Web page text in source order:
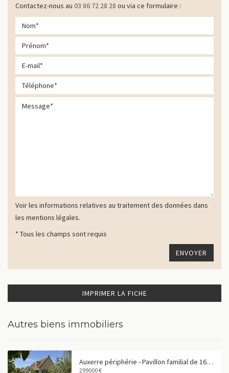
Contactez-nous au 03 86 72 28 28 ou via ce formulaire :
Voir les informations relatives au traitement des données dans
les mentions légales.
* Tous les champs sont requis
IMPRIMER LA FICHE
Autres biens immobiliers
Auxerre périphérie - Pavillon familial de 165 m² avec garage double
299000 €